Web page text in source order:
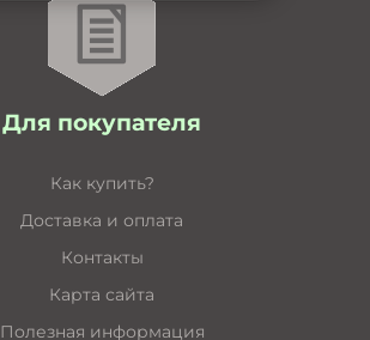
Для покупателя
Как купить?
Доставка и оплата
Контакты
Карта сайта
Полезная информация